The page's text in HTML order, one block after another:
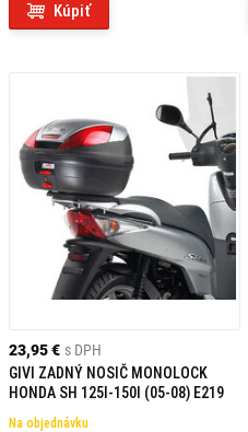
Kúpiť
23,95 € s DPH
GIVI ZADNÝ NOSIČ MONOLOCK
HONDA SH 125I-150I (05-08) E219
Na objednávku